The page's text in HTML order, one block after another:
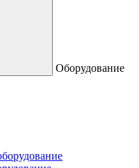
Оборудование